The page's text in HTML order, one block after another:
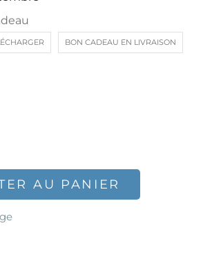
BON CADEAU EN LIVRAISON
AU PANIER